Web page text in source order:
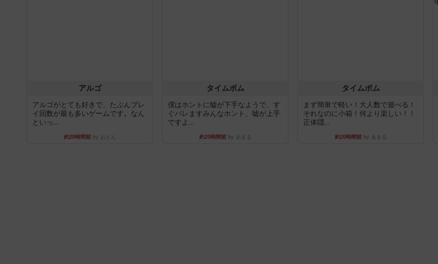
アルゴ
アルゴがとても好きで、たぶんプレ
イ回数が最も多いゲームです。なん
といっ...
約20時間前by おとん
タイムボム
僕はホントに嘘が下手なようで、す
ぐバレますみんなホント、嘘が上手
ですよ...
約20時間前by あまる
タイムボム
まず簡単で軽い！大人数で遊べる！
それなのに小箱！何より楽しい！！
正体隠...
約20時間前by あまる